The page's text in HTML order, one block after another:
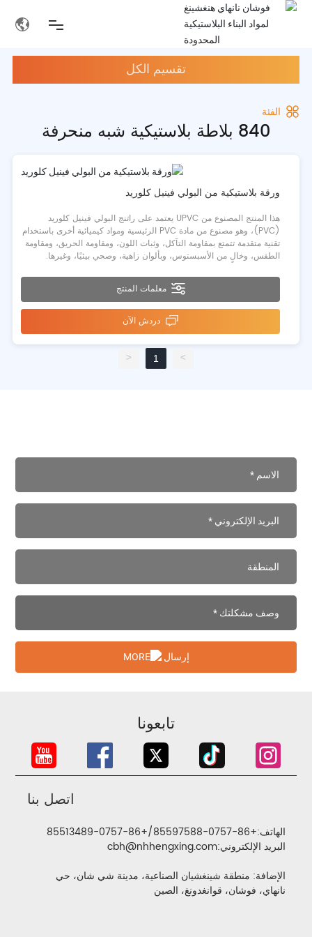
تقسيم الكل
الفئة
840 بلاطة بلاستيكية شبه منحرفة
ورقة بلاستيكية من البولي فينيل كلوريد
هذا المنتج المصنوع من UPVC يعتمد على راتنج البولي فينيل كلوريد
(PVC)، وهو مصنوع من مادة PVC الرئيسية ومواد كيميائية أخرى باستخدام
تقنية متقدمة تتمتع بمقاومة التآكل، وثبات اللون، ومقاومة الحريق، ومقاومة
الطقس، وخالٍ من الأسبستوس، وبألوان زاهية، وصحي بيئيًا، وغيرها.
معلمات المنتج
دردش الآن
<
1
>
إرسال
تابعونا
اتصل بنا
الهاتف:+86-0757-85597588
/
+86-0757-85513489
البريد الإلكتروني:cbh@nhhengxing.com
الإضافة: منطقة شينغشيان الصناعية، مدينة شي شان، حي
نانهاي، فوشان، قوانغدونغ، الصين